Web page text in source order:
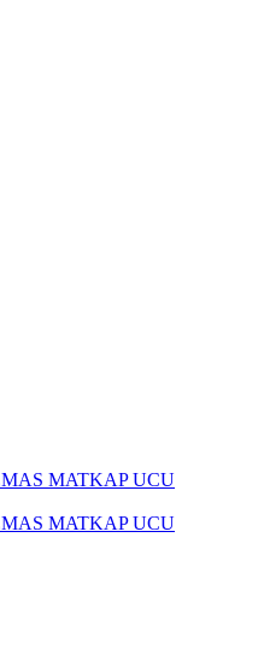
MATKAP UCU
MATKAP UCU